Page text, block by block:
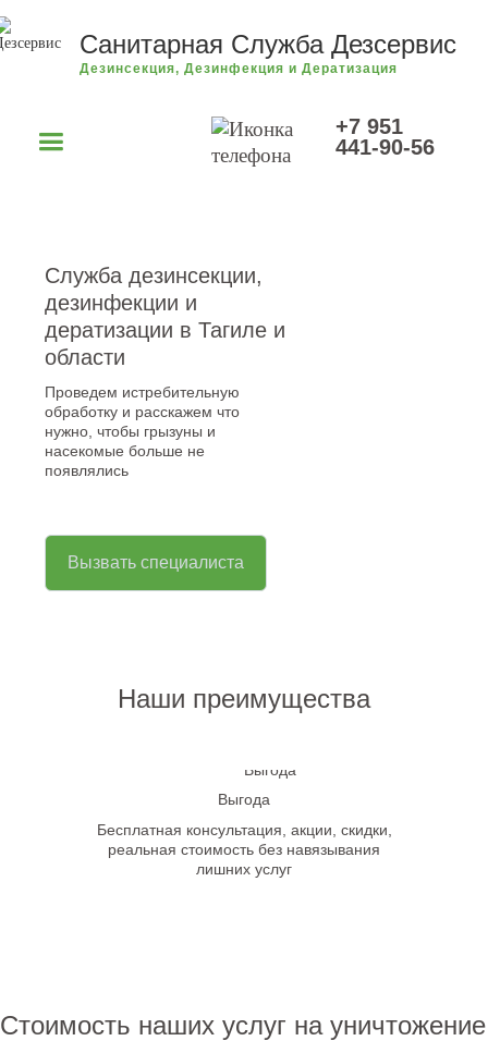
Санитарная Служба Дезсервис
Дезинсекция, Дезинфекция и Дератизация
+7 951
441-90-56
Служба дезинсекции,
дезинфекции и
дератизации в Тагиле и
области
Проведем истребительную
обработку и расскажем что
нужно, чтобы грызуны и
насекомые больше не
появлялись
Вызвать специалиста
Наши преимущества
Выгода
Бесплатная консультация, акции, скидки,
реальная стоимость без навязывания
лишних услуг
Стоимость наших услуг на уничтожение